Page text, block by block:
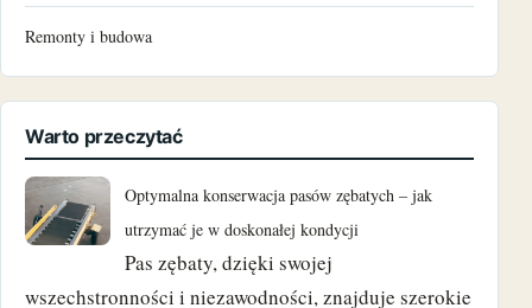
marzec 2023
Remonty i budowa
Warto przeczytać
Optymalna konserwacja pasów zębatych – jak
utrzymać je w doskonałej kondycji
Pas zębaty, dzięki swojej
wszechstronności i niezawodności, znajduje szerokie